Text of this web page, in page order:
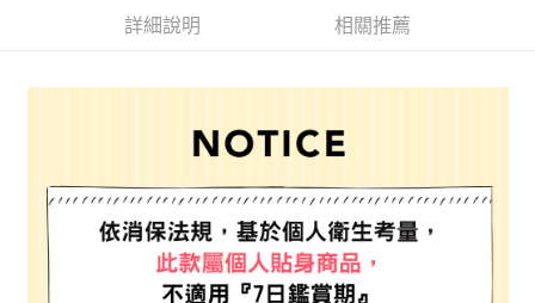
3.實際核准額度、可分期數及費用金額請依後續交易確認頁面所載為準。
4.訂單成立30分鐘內，如未前往確認交易或遇審核未通過，訂單將自動取
帳／街口支付／iPASS MONEY」等通路繳費。
【注意事項】
1.本服務係由「台灣大哥大股份有限公司」（以下簡稱本公司）所提供，讓
用戶於交易時，得透過本服務購買商品或服務，並由商店將買賣／分期付款
買賣價金債權讓與本公司後，依約使用本公司帳單繳交帳款。
３．安心：先確認商品／服務後，再付款。
【「AFTEE先享後付」結帳流程】
１．於結帳方式選擇「AFTEE先享後付」後，將跳轉至「AFTEE先享後付」
２．訂單成立數日內，您將收到繳費通知簡訊。
３．收到繳費通知簡訊後14天內，點擊此簡訊中的連結，可透過四大超商／
ATM／網路銀行／等多元方式進行付款，方視為交易完成。
※ 請注意：結帳手續完成當下不需立刻繳費，但若您需要取消訂單，請聯絡
購買商品的店家。未經商家同意取消之訂單仍視為有效，需透過AFTEE先享
每筆NT$80，滿NT$888(含以上)免運費
每筆NT$80，滿NT$888(含以上)免運費
7-11 取貨付款
每筆NT$80，滿NT$1,500(含以上)免運費
詳細說明 相關推薦